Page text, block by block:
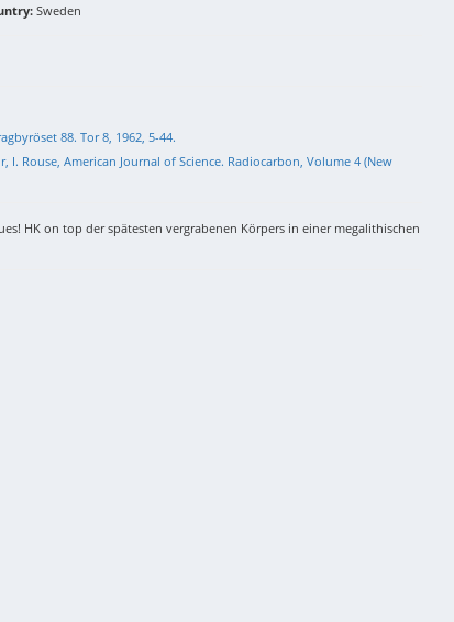
Sweden
88. Tor 8, 1962, 5-44.
I. Rouse, American Journal of Science. Radiocarbon, Volume 4 (New
HK on top der spätesten vergrabenen Körpers in einer megalithischen